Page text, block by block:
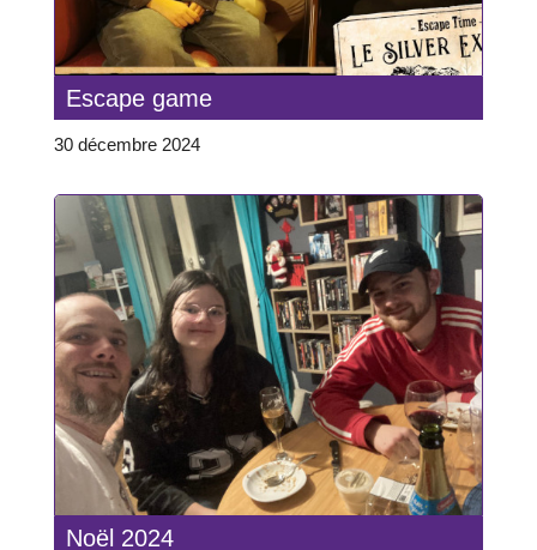
Escape game
30 décembre 2024
Noël 2024